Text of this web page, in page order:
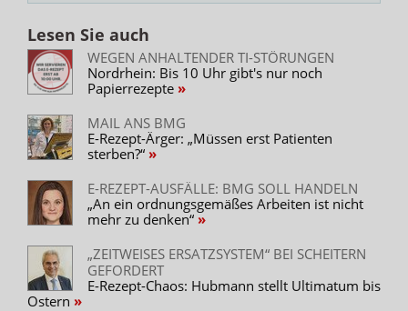
Lesen Sie auch
WEGEN ANHALTENDER TI-STÖRUNGEN
Nordrhein: Bis 10 Uhr gibt's nur noch
Papierrezepte
MAIL ANS BMG
E-Rezept-Ärger: „Müssen erst Patienten
sterben?“
E-REZEPT-AUSFÄLLE: BMG SOLL HANDELN
„An ein ordnungsgemäßes Arbeiten ist nicht
mehr zu denken“
„ZEITWEISES ERSATZSYSTEM“ BEI SCHEITERN
GEFORDERT
E-Rezept-Chaos: Hubmann stellt Ultimatum bis
Ostern